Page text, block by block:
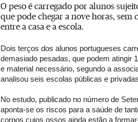
O peso é carregado por alunos
que pode chegar a nove horas, sem
entre a casa e a escola.
Dois terços dos alunos portugueses
demasiado pesadas, que podem atingir
e material necessário, segundo a
analisou seis escolas públicas e
No estudo, publicado no número de
aponta-se os riscos para a saúde de
corpos cujos ossos ainda estão a